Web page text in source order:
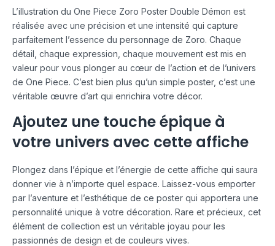
L’illustration du One Piece Zoro Poster Double Démon est
réalisée avec une précision et une intensité qui capture
parfaitement l’essence du personnage de Zoro. Chaque
détail, chaque expression, chaque mouvement est mis en
valeur pour vous plonger au cœur de l’action et de l’univers
de One Piece. C’est bien plus qu’un simple poster, c’est une
véritable œuvre d’art qui enrichira votre décor.
Ajoutez une touche épique à
votre univers avec cette affiche
Plongez dans l’épique et l’énergie de cette affiche qui saura
donner vie à n’importe quel espace. Laissez-vous emporter
par l’aventure et l’esthétique de ce poster qui apportera une
personnalité unique à votre décoration. Rare et précieux, cet
élément de collection est un véritable joyau pour les
passionnés de design et de couleurs vives.